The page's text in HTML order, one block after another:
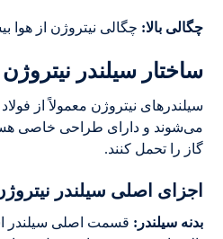
چگالی بالا: چگالی نیتروژن از هوا
ساختار سیلندر نیتروژن
سیلندرهای نیتروژن معمولاً از
می‌شوند و دارای طراحی خاصی
گاز را تحمل کنند.
اجزای اصلی سیلندر
بدنه سیلندر : قسمت اصلی سیلندر